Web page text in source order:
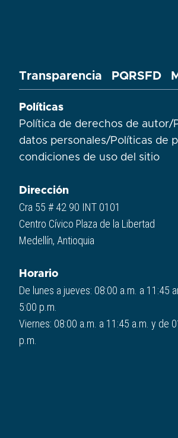
Transparencia PQRSFD
Políticas
Política de derechos de autor/
datos personales/Políticas de
condiciones de uso del sitio​
Dirección
Cra 55 # 42 90 INT 0101
Centro Cívico Plaza de la Libertad
Medellín, Antioquia
Horario
De lunes a jueves: 08:00 a.m. a 11:45
5:00 p.m.
Viernes: 08:00 a.m. a 11:45 a.m. y de
p.m.